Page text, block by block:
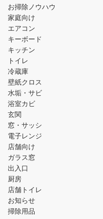
お掃除ノウハウ
家庭向け
エアコン
キーボード
キッチン
トイレ
冷蔵庫
壁紙クロス
水垢・サビ
浴室カビ
玄関
窓・サッシ
電子レンジ
店舗向け
ガラス窓
出入口
厨房
店舗トイレ
お知らせ
掃除用品